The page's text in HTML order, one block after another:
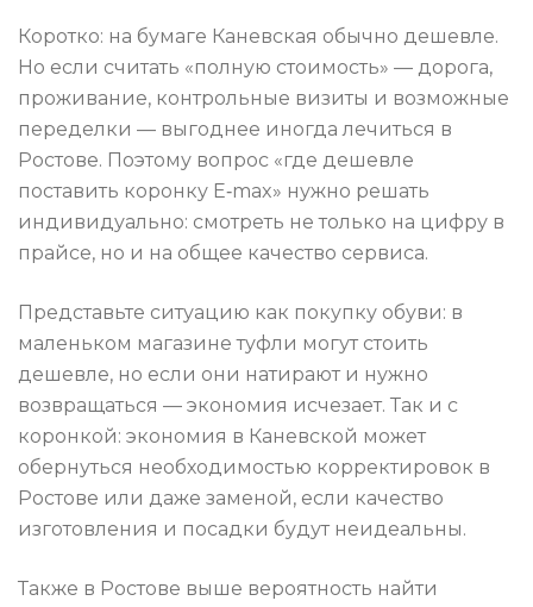
Коротко: на бумаге Каневская обычно дешевле.
Но если считать «полную стоимость» — дорога,
проживание, контрольные визиты и возможные
переделки — выгоднее иногда лечиться в
Ростове. Поэтому вопрос «где дешевле
поставить коронку E‑max» нужно решать
индивидуально: смотреть не только на цифру в
прайсе, но и на общее качество сервиса.
Представьте ситуацию как покупку обуви: в
маленьком магазине туфли могут стоить
дешевле, но если они натирают и нужно
возвращаться — экономия исчезает. Так и с
коронкой: экономия в Каневской может
обернуться необходимостью корректировок в
Ростове или даже заменой, если качество
изготовления и посадки будут неидеальны.
Также в Ростове выше вероятность найти